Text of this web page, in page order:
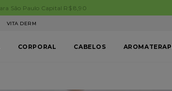
VITA DERM
CORPORAL CABELOS